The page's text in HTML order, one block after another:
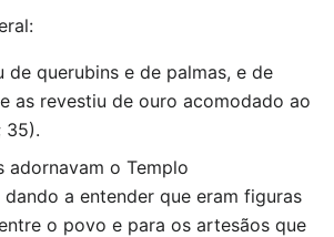
de querubins e de palmas, e de
as revestiu de ouro acomodado ao
35).
adornavam o Templo
a entender que eram figuras
o povo e para os artesãos que